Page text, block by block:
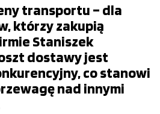
transportu – dla
którzy zakupią
Staniszek
dostawy jest
co stanowi
nad innymi